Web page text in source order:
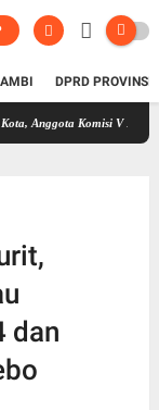
DPRD
Komisi V DPR RI Edi
dan